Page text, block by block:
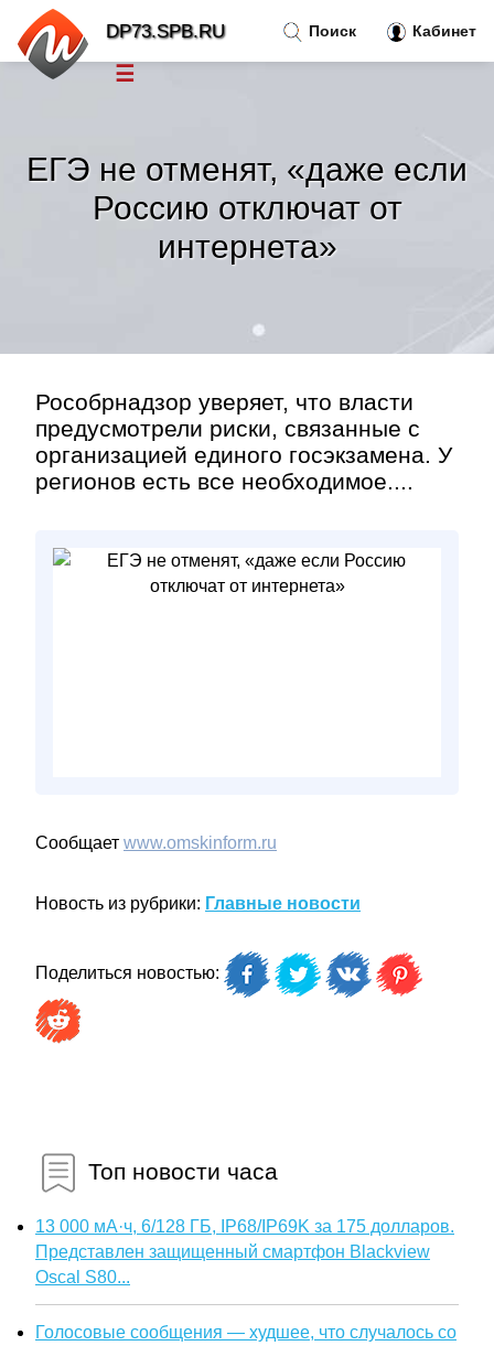
ЕГЭ не отменят, «даже если
Россию отключат от
интернета»
Рособрнадзор уверяет, что власти
предусмотрели риски, связанные с
организацией единого госэкзамена. У
регионов есть все необходимое....
Сообщает www.omskinform.ru
Новость из рубрики: Главные новости
Поделиться новостью:
Топ новости часа
13 000 мА·ч, 6/128 ГБ, IP68/IP69K за 175 долларов.
Представлен защищенный смартфон Blackview
Oscal S80...
Голосовые сообщения — худшее, что случалось со
Поиск Кабинет
DP73.SPB.RU
☰
Тренды новостей »